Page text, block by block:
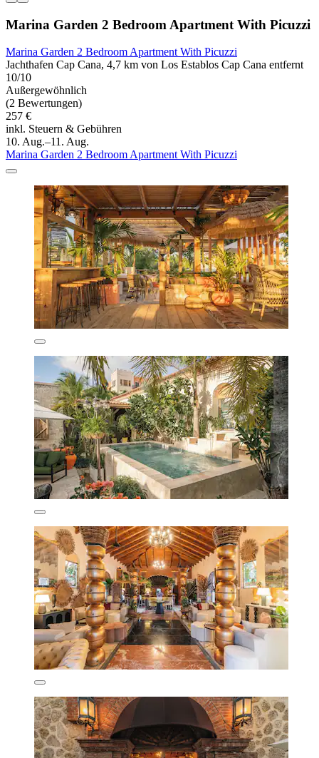
Marina Garden 2 Bedroom Apartment With Picuzzi
Marina Garden 2 Bedroom Apartment With Picuzzi
Jachthafen Cap Cana, 4,7 km von Los Establos Cap Cana entfernt
10/10
Außergewöhnlich
(2 Bewertungen)
257 €
inkl. Steuern & Gebühren
10. Aug.–11. Aug.
Marina Garden 2 Bedroom Apartment With Picuzzi